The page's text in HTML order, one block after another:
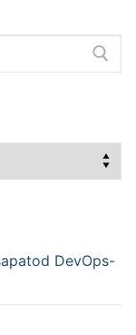
DevOps-